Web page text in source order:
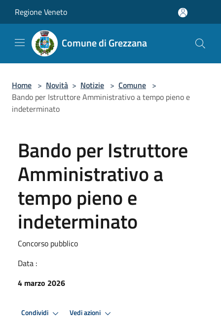
Regione Veneto
Comune di Grezzana
Home > Novità > Notizie > Comune >
Bando per Istruttore Amministrativo a tempo pieno e
indeterminato
Bando per Istruttore
Amministrativo a
tempo pieno e
indeterminato
Concorso pubblico
Data :
4 marzo 2026
Condividi Vedi azioni